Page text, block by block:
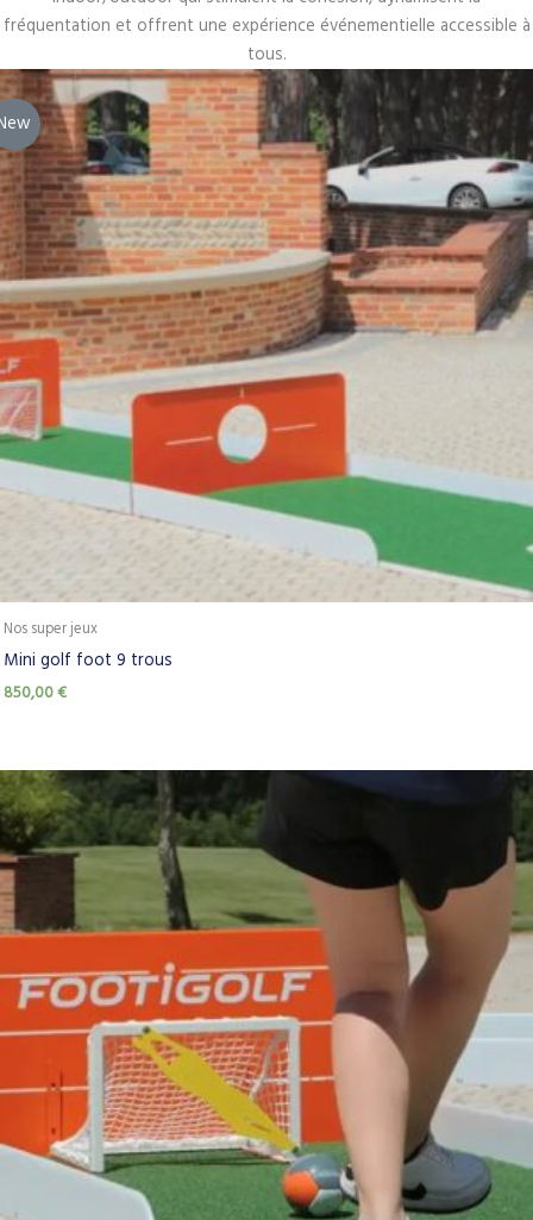
fréquentation et offrent une expérience événementielle accessible à
tous.
Nos super jeux
Mini golf foot 9 trous
850,00€